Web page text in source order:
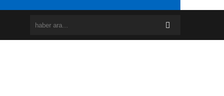
16:08 Karşıyaka Belediyesi’nden örnek yatırım: Zübeyde